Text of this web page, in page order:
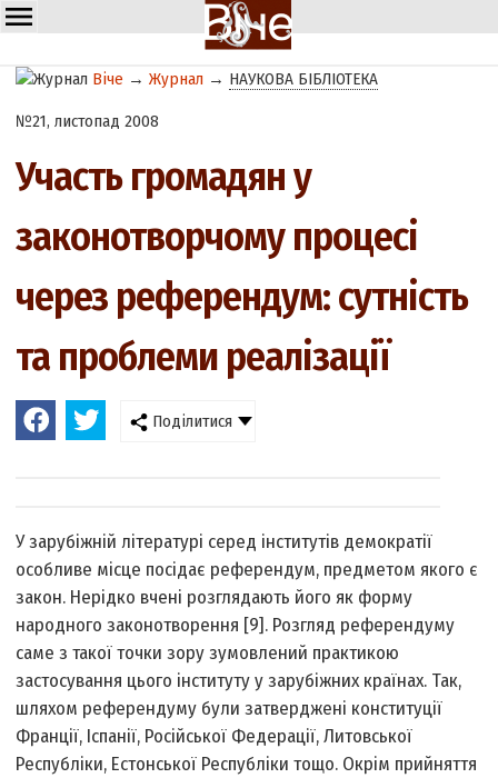
Віче →Журнал → НАУКОВА БІБЛІОТЕКА
№21, листопад 2008
Участь громадян у
законотворчому процесі
через референдум: сутність
та проблеми реалізації
Поділитися
У зарубіжній літературі серед інститутів демократії
особливе місце посідає референдум, предметом якого є
закон. Нерідко вчені розглядають його як форму
народного законотворення [9]. Розгляд референдуму
саме з такої точки зору зумовлений практикою
застосування цього інституту у зарубіжних країнах. Так,
шляхом референдуму були затверджені конституції
Франції, Іспанії, Російської Федерації, Литовської
Республіки, Естонської Республіки тощо. Окрім прийняття